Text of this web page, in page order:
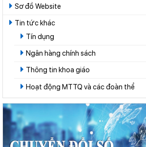
Sơ đồ Website
Tin tức khác
Tín dụng
Ngân hàng chính sách
Thông tin khoa giáo
Hoạt động MTTQ và các đoàn thể